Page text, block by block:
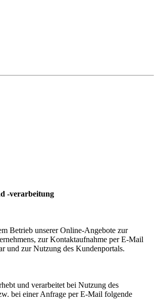
-verarbeitung
Betrieb unserer Online-Angebote zur
zur Kontaktaufnahme per E-Mail
und zur Nutzung des Kundenportals.
und verarbeitet bei Nutzung des
bei einer Anfrage per E-Mail folgende